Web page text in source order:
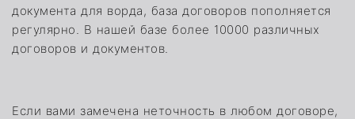
документа для ворда, база договоров пополняется
регулярно. В нашей базе более 10000 различных
договоров и документов.
Если вами замечена неточность в любом договоре,